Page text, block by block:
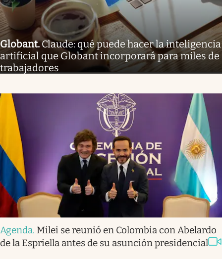
Globant.Claude: qué puede hacer la inteligencia
artificial que Globant incorporará para miles de
trabajadores
Agenda. Milei se reunió en Colombia con Abelardo
de la Espriella antes de su asunción presidencial